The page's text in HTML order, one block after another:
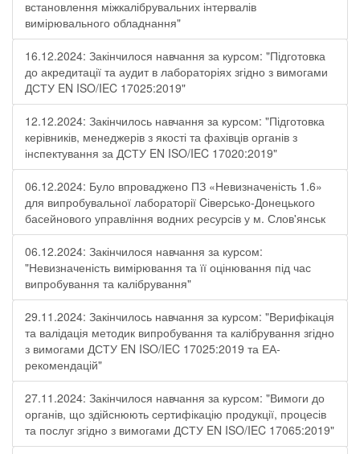
встановлення міжкалібрувальних інтервалів
вимірювального обладнання"
16.12.2024: Закінчилося навчання за курсом: "Підготовка
до акредитації та аудит в лабораторіях згідно з вимогами
ДСТУ EN ISO/IEC 17025:2019"
12.12.2024: Закінчилось навчання за курсом: "Підготовка
керівників, менеджерів з якості та фахівців органів з
інспектування за ДСТУ EN ISO/IEC 17020:2019"
06.12.2024: Було впроваджено ПЗ «Невизначеність 1.6»
для випробувальної лабораторії Cіверсько-Донецького
басейнового управління водних ресурсів у м. Слов'янськ
06.12.2024: Закінчилося навчання за курсом:
"Невизначеність вимірювання та її оцінювання під час
випробування та калібрування"
29.11.2024: Закінчилось навчання за курсом: "Верифікація
та валідація методик випробування та калібрування згідно
з вимогами ДСТУ EN ISO/IEC 17025:2019 та ЕА-
рекомендацій"
27.11.2024: Закінчилося навчання за курсом: "Вимоги до
органів, що здійснюють сертифікацію продукції, процесів
та послуг згідно з вимогами ДСТУ EN ISO/IEC 17065:2019"